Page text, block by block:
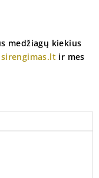
medžiagų kiekius
ir mes